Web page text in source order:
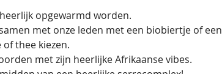
opgewarmd worden.
met onze leden met een biobiertje of een
thee kiezen.
met zijn heerlijke Afrikaanse vibes.